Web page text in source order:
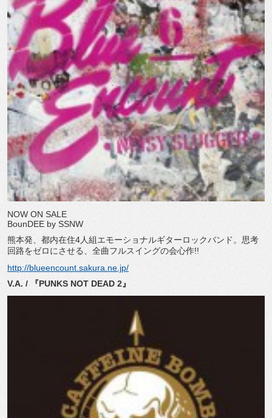
NOW ON SALE
BounDEE by SSNW
熊本発、都内在住4人組エモーショナルギターロックバンド。思考
回路をゼロにさせる、全曲フルスイングの会心作!!
http://blueencount.sakura.ne.jp/
V.A. / 『PUNKS NOT DEAD 2』